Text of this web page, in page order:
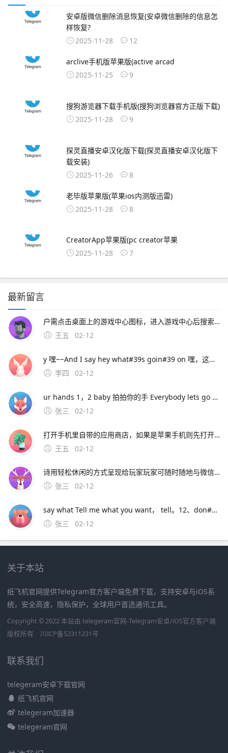
安卓版微信删除消息恢复(安卓微信删除的信息怎
样恢复?
2025-11-28
12
arclive手机版苹果版(active arcad
2025-11-25
9
搜狗游览器下载手机版(搜狗浏览器官方正版下载)
2025-11-28
9
探灵直播安卓汉化版下载(探灵直播安卓汉化版下
载安装)
2025-11-26
8
老毕版苹果版(苹果ios内测版迅雷)
2025-11-28
8
CreatorApp苹果版(pc creator苹果
2025-11-28
7
最新留言
户需点击桌面上的游戏中心图标，进入游戏中心后搜索咸鱼之王，下载安装游戏后再进行登录手动安装游戏并登录如已安装MuMu模拟器但未预安装咸鱼之王，用户可点击模拟器内的“下载安卓版”按钮，下载咸鱼之王的apk文件下载完成后，将apk文件直接拖入
王五
02-12
y 嘿~~And I say hey what#39s goin#39 on 嘿，这是怎么了 And I say hey 嘿~~I said hey what#39s goin#39 on 嘿，这是怎么了 And I t
李四
02-12
ur hands 1，2 baby 拍拍你的手 Everybody lets go ha ha ha ha 让每个人都去哈哈哈哈 I want yall ladies clap again 我想女士们再次拍手 Let m
张三
02-12
打开手机里自带的应用商店，如果是苹果手机则先打开APP STORE2在应用商店或者APP STORE里的搜索框搜索“支付宝”，3在搜索结果中选择 支付宝 下载并安装4安装完成后即可在手机桌面打开运行支付宝包括安卓版和苹果版，需要对应手机系统进行下载安卓版。应用宝是腾讯推出的应用商店，主要面
王五
02-12
诗用轻松休闲的方式呈现给玩家玩家可随时随地与微信好友好友互动，分享你的丰功伟绩，与好友一起戎马七国，征战天下 七雄争霸手机版特色系统联盟系统 在七雄。3、手机下载个apk编辑器，用编辑器找到安装包，长按安装包出来菜单后， 点制作共存就行了，会生成另一个安装包，安装就行了。4、喜欢玩国战手游的
张三
02-12
say what Tell me what you want， tell。12、don#39t you let me go Say what 不要让我走 don#39t you let me down One more time now 你不要让我失望 1，2 baby clap ur
张三
02-12
关于本站
纸飞机官网提供Telegram官方客户端免费下载，支持安卓与iOS系
统，安全高速，隐私保护，全球用户首选通讯工具。
Copyright © 2022 本站由 telegeram官网-Telegram安卓/iOS官方客户端
版权所有
川ICP备52311231号
联系我们
telegeram安卓下载官网
纸飞机官网
telegeram加速器
telegeram官网